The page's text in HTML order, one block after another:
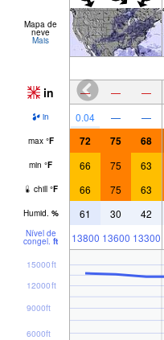
Mapa de
neve
Mais
in — — —
in 0.04 — —
max °F 72 75 68
min °F 66 75 63
chill °F 66 75 63
Humid. % 61 30 42
Nível de
congel. ft 13800 13600 13300
6000ft
9000ft
12000ft
15000ft